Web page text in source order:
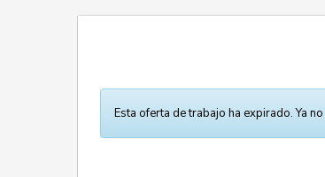
Esta oferta de trabajo ha expirado. Ya